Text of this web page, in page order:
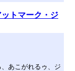
ットマーク・ジ
あこがれるゥ、ジ